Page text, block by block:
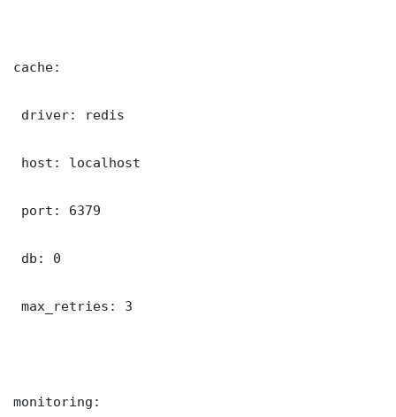
cache:
driver: redis
host: localhost
port: 6379
db: 0
max_retries: 3
monitoring: